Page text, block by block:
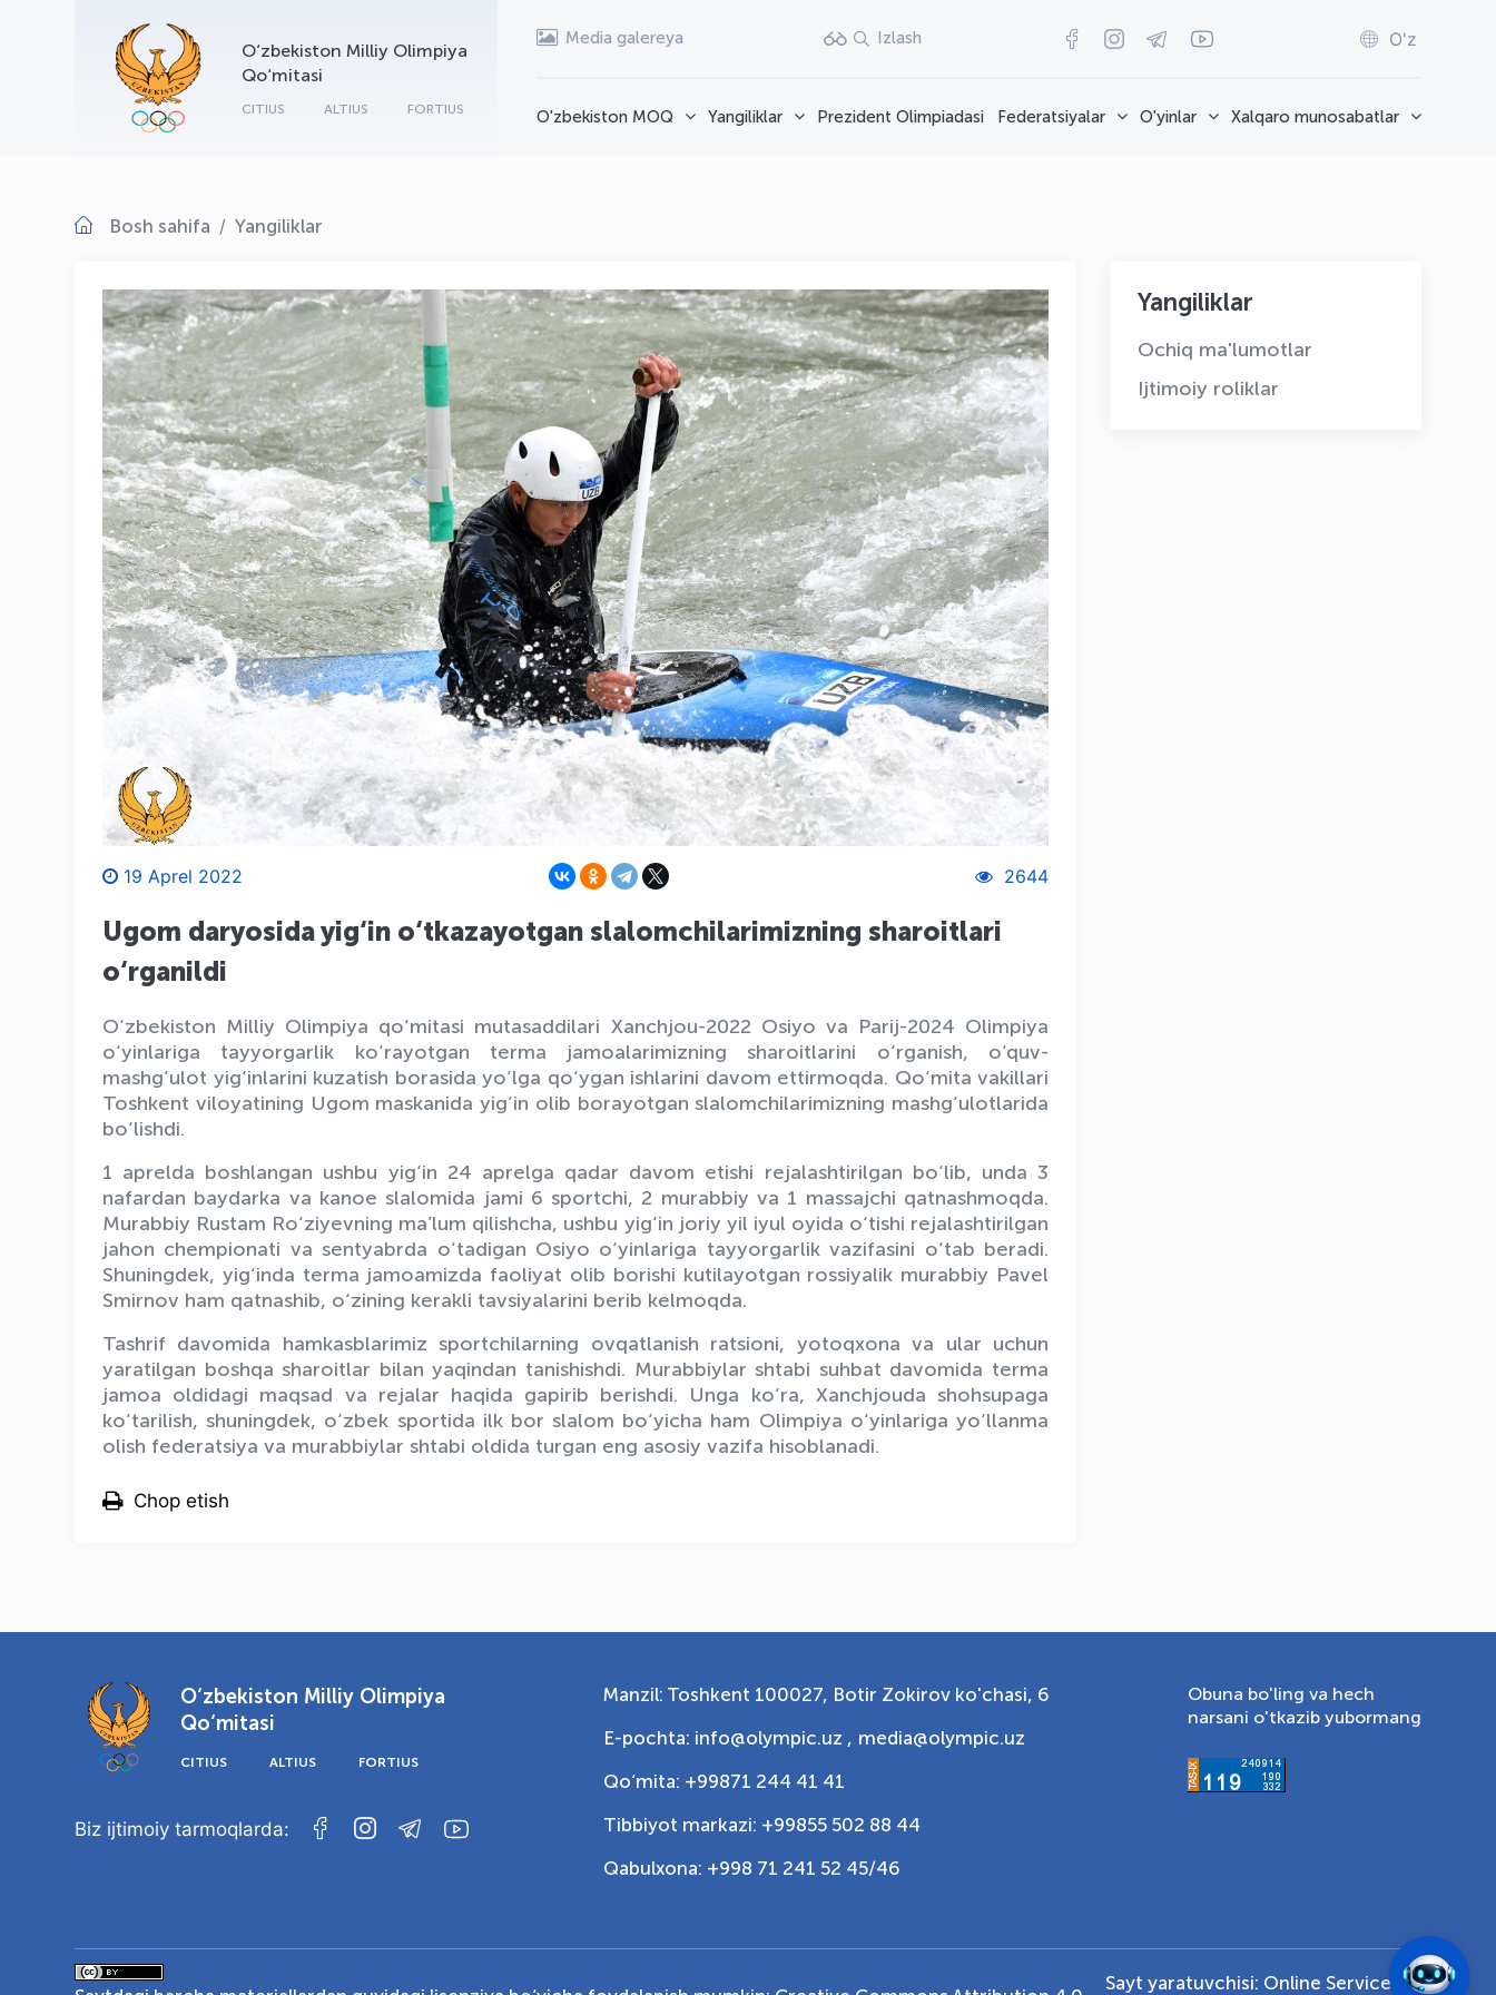
O‘zbekiston Milliy Olimpiya
Qo‘mitasi
CITIUS ALTIUS FORTIUS
Media galereya Izlash O'z
O'zbekiston MOQ Yangiliklar Prezident Olimpiadasi Federatsiyalar O'yinlar Xalqaro munosabatlar
Bosh sahifa Yangiliklar
19 Aprel 2022 2644
Ugom daryosida yig‘in o‘tkazayotgan slalomchilarimizning sharoitlari
o‘rganildi
O‘zbekiston Milliy Olimpiya qo‘mitasi mutasaddilari Xanchjou-2022 Osiyo va Parij-2024 Olimpiya
o‘yinlariga tayyorgarlik ko‘rayotgan terma jamoalarimizning sharoitlarini o‘rganish, o‘quv-
mashg‘ulot yig‘inlarini kuzatish borasida yo‘lga qo‘ygan ishlarini davom ettirmoqda. Qo‘mita vakillari
Toshkent viloyatining Ugom maskanida yig‘in olib borayotgan slalomchilarimizning mashg‘ulotlarida
bo‘lishdi.
1 aprelda boshlangan ushbu yig‘in 24 aprelga qadar davom etishi rejalashtirilgan bo‘lib, unda 3
nafardan baydarka va kanoe slalomida jami 6 sportchi, 2 murabbiy va 1 massajchi qatnashmoqda.
Murabbiy Rustam Ro‘ziyevning ma’lum qilishcha, ushbu yig‘in joriy yil iyul oyida o‘tishi rejalashtirilgan
jahon chempionati va sentyabrda o‘tadigan Osiyo o‘yinlariga tayyorgarlik vazifasini o‘tab beradi.
Shuningdek, yig‘inda terma jamoamizda faoliyat olib borishi kutilayotgan rossiyalik murabbiy Pavel
Smirnov ham qatnashib, o‘zining kerakli tavsiyalarini berib kelmoqda.
Tashrif davomida hamkasblarimiz sportchilarning ovqatlanish ratsioni, yotoqxona va ular uchun
yaratilgan boshqa sharoitlar bilan yaqindan tanishishdi. Murabbiylar shtabi suhbat davomida terma
jamoa oldidagi maqsad va rejalar haqida gapirib berishdi. Unga ko‘ra, Xanchjouda shohsupaga
ko‘tarilish, shuningdek, o‘zbek sportida ilk bor slalom bo‘yicha ham Olimpiya o‘yinlariga yo‘llanma
olish federatsiya va murabbiylar shtabi oldida turgan eng asosiy vazifa hisoblanadi.
Chop etish
Yangiliklar
Ochiq ma'lumotlar
Ijtimoiy roliklar
O‘zbekiston Milliy Olimpiya
Qo‘mitasi
CITIUS ALTIUS FORTIUS
Biz ijtimoiy tarmoqlarda:
Manzil: Toshkent 100027, Botir Zokirov ko'chasi, 6
E-pochta: info@olympic.uz , media@olympic.uz
Qo‘mita: +99871 244 41 41
Tibbiyot markazi: +99855 502 88 44
Qabulxona: +998 71 241 52 45/46
Obuna bo'ling va hech
narsani o'tkazib yubormang
Sayt yaratuvchisi: Online Service